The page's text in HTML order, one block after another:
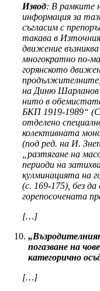
Извод: В рамките
информация за
съгласим с
такава в
движение
многократно по-
горянското
на Диню Шарланов
нито в
БКП 1919-1989“
отделено
колективната
(под ред. на И.
„разтягане на
периоди на
кулминацията на
(с. 169-175), без
горепосочената
[…]
погазване на
категорично
[…]